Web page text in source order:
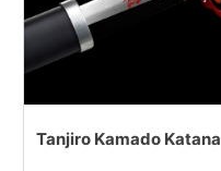
Tanjiro Kamado Katana